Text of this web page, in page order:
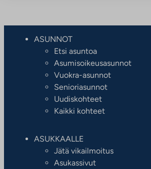
ASUNNOT
Etsi asuntoa
Asumisoikeusasunnot
Vuokra-asunnot
Senioriasunnot
Uudiskohteet
Kaikki kohteet
ASUKKAALLE
Jätä vikailmoitus
Asukassivut